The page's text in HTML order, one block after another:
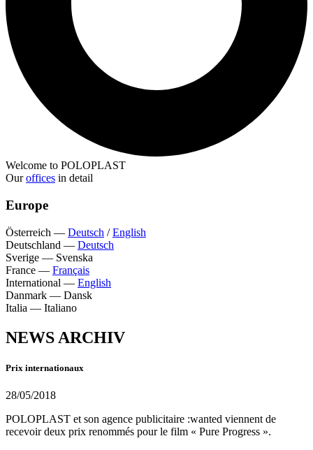
Welcome to POLOPLAST
Ouroffices in detail
Europe
Österreich — Deutsch /English
Deutschland — Deutsch
Sverige — Svenska
France — Français
International — English
Danmark — Dansk
Italia — Italiano
NEWS ARCHIV
Prix internationaux
28/05/2018
POLOPLAST et son agence publicitaire :wanted viennent de
recevoir deux prix renommés pour le film « Pure Progress ».